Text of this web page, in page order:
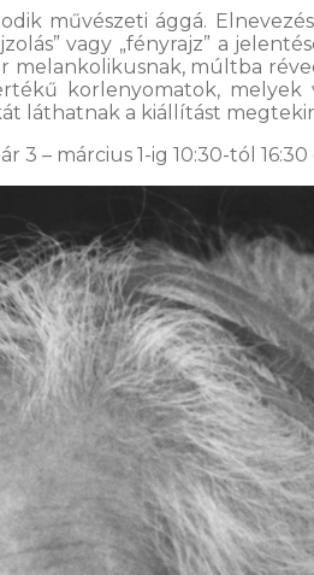
művészeti ággá.
vagy „fényrajz” a
melankolikusnak, múltba
korlenyomatok, melyek
láthatnak a kiállítást
– március 1-ig 10:30-tól 16:30